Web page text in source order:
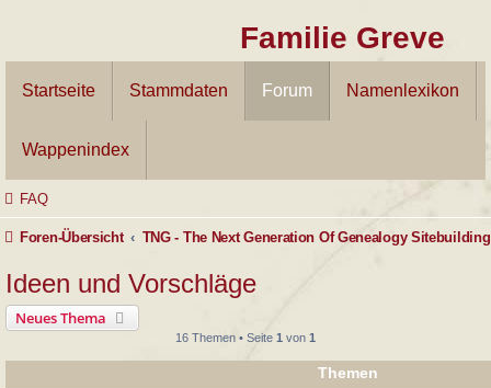
Familie Greve
Startseite Stammdaten Forum Namenlexikon
Wappenindex
FAQ
Foren-Übersicht TNG - The Next Generation Of Genealogy Sitebuilding
Ideen und Vorschläge
Neues Thema
16 Themen • Seite 1 von 1
Themen